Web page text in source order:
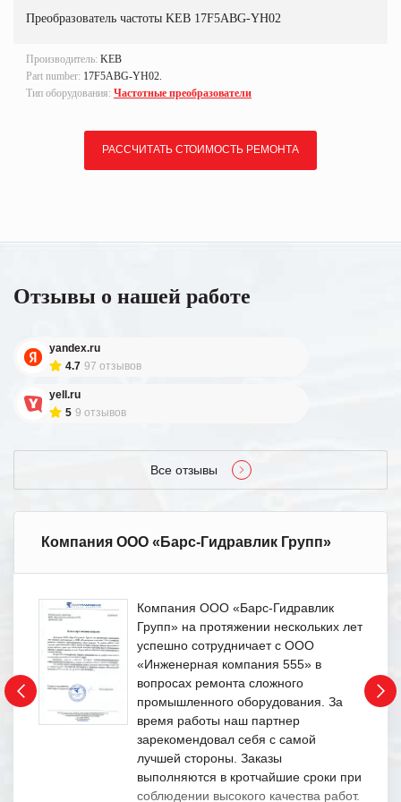
Преобразователь частоты KEB 17F5ABG-YH02
Производитель: KEB
Part number: 17F5ABG-YH02.
Тип оборудования: Частотные преобразователи
РАССЧИТАТЬ СТОИМОСТЬ РЕМОНТА
Отзывы о нашей работе
yandex.ru
4.7 97 отзывов
yell.ru
5 9 отзывов
Все отзывы
Компания ООО «Барс-Гидравлик Групп»
Компания ООО «Барс-Гидравлик
Групп» на протяжении нескольких лет
успешно сотрудничает с ООО
«Инженерная компания 555» в
вопросах ремонта сложного
промышленного оборудования. За
время работы наш партнер
зарекомендовал себя с самой
лучшей стороны. Заказы
выполняются в кротчайшие сроки при
соблюдении высокого качества работ.